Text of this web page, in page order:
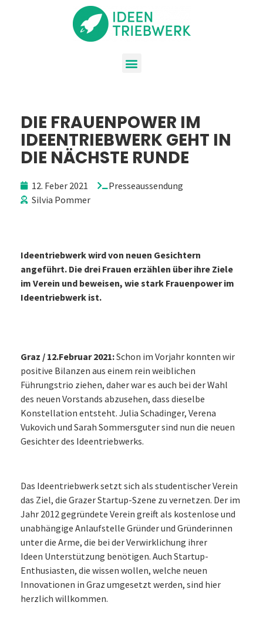
DIE FRAUENPOWER IM
IDEENTRIEBWERK GEHT IN
DIE NÄCHSTE RUNDE
12. Feber 2021
Presseaussendung
Silvia Pommer
Ideentriebwerk wird von neuen Gesichtern
angeführt. Die drei Frauen erzählen über ihre Ziele
im Verein und beweisen, wie stark Frauenpower im
Ideentriebwerk ist.
Graz / 12.Februar 2021:Schon im Vorjahr konnten wir
positive Bilanzen aus einem rein weiblichen
Führungstrio ziehen, daher war es auch bei der Wahl
des neuen Vorstands abzusehen, dass dieselbe
Konstellation entsteht. Julia Schadinger, Verena
Vukovich und Sarah Sommersguter sind nun die neuen
Gesichter des Ideentriebwerks.
Das Ideentriebwerk setzt sich als studentischer Verein
das Ziel, die Grazer Startup-Szene zu vernetzen. Der im
Jahr 2012 gegründete Verein greift als kostenlose und
unabhängige Anlaufstelle Gründer und Gründerinnen
unter die Arme, die bei der Verwirklichung ihrer
Ideen Unterstützung benötigen. Auch Startup-
Enthusiasten, die wissen wollen, welche neuen
Innovationen in Graz umgesetzt werden, sind hier
herzlich willkommen.